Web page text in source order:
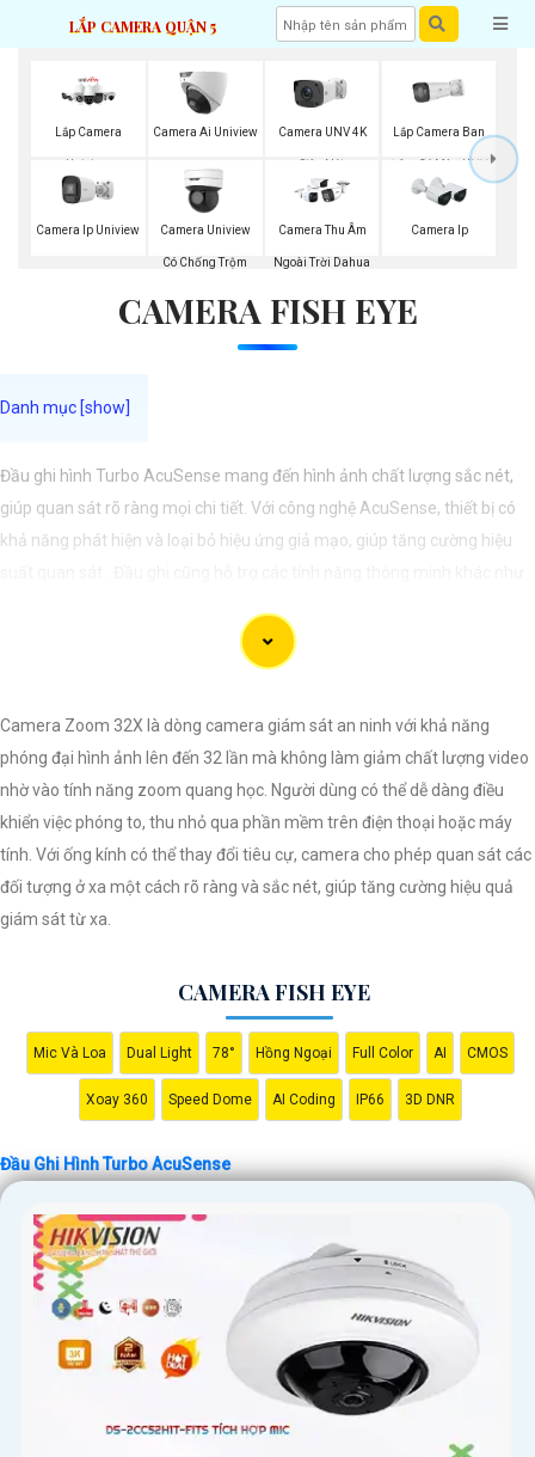
LẮP CAMERA QUẬN 5
Lắp Camera
Uniview
Camera Ai Uniview Camera UNV 4K
Siêu Nét
Lắp Camera Ban
Đêm Có Màu UNV
Camera Ip Uniview Camera Uniview
Có Chống Trộm
Camera Thu Âm
Ngoài Trời Dahua
Camera Ip
CAMERA FISH EYE
Đầu ghi hình Turbo AcuSense mang đến hình ảnh chất lượng sắc nét,
giúp quan sát rõ ràng mọi chi tiết. Với công nghệ AcuSense, thiết bị có
khả năng phát hiện và loại bỏ hiệu ứng giả mạo, giúp tăng cường hiệu
mang lại giải pháp an ninh hiệu quả cho người dùng.
Camera Zoom 32X là dòng camera giám sát an ninh với khả năng
phóng đại hình ảnh lên đến 32 lần mà không làm giảm chất lượng video
nhờ vào tính năng zoom quang học. Người dùng có thể dễ dàng điều
khiển việc phóng to, thu nhỏ qua phần mềm trên điện thoại hoặc máy
tính. Với ống kính có thể thay đổi tiêu cự, camera cho phép quan sát các
đối tượng ở xa một cách rõ ràng và sắc nét, giúp tăng cường hiệu quả
giám sát từ xa.
CAMERA FISH EYE
Mic Và Loa Dual Light 78° Hồng Ngoại Full Color AI CMOS
Xoay 360 Speed Dome AI Coding IP66 3D DNR
Đầu Ghi Hình Turbo AcuSense